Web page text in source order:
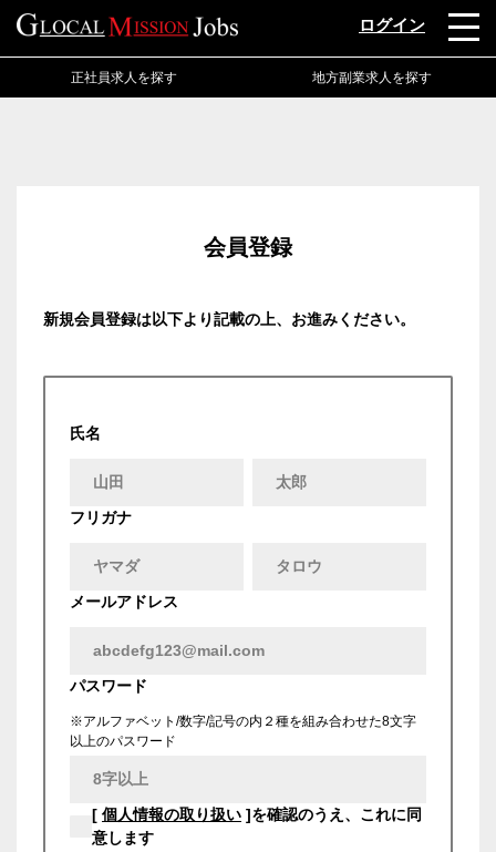
ログイン
正社員求人を探す 地方副業求人を探す
会員登録
新規会員登録は以下より記載の上、お進みください。
氏名
フリガナ
メールアドレス
パスワード
※アルファベット/数字/記号の内２種を組み合わせた8文字
以上のパスワード
[ 個人情報の取り扱い ]を確認のうえ、これに同
意します